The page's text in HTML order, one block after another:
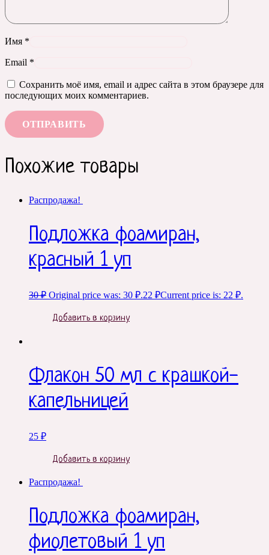
Имя *
Email *
Сохранить моё имя, email и адрес сайта в этом браузере для
последующих моих комментариев.
Похожие товары
Распродажа!
Подложка фоамиран,
красный 1 уп
30₽ Original price was: 30 ₽.22 ₽Current price is: 22 ₽.
Добавить в корзину
Флакон 50 мл с крашкой-
капельницей
25 ₽
Добавить в корзину
Распродажа!
Подложка фоамиран,
фиолетовый 1 уп